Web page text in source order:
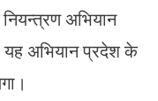
अभियान
अभियान प्रदेश के